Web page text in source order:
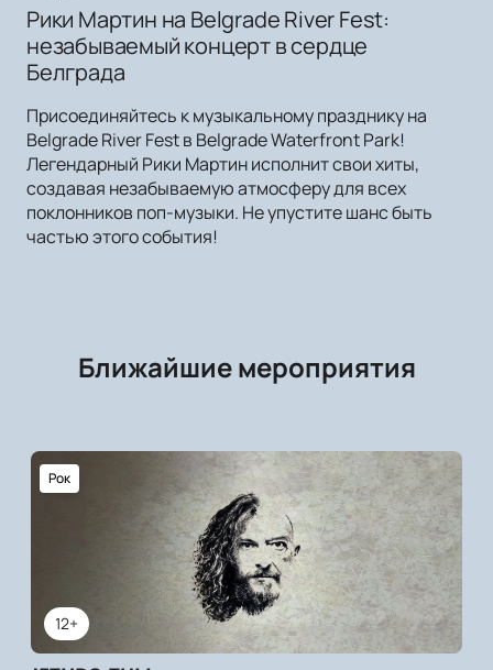
Рики Мартин на Belgrade River Fest:
незабываемый концерт в сердце
Белграда
Присоединяйтесь к музыкальному празднику на
Belgrade River Fest в Belgrade Waterfront Park!
Легендарный Рики Мартин исполнит свои хиты,
создавая незабываемую атмосферу для всех
поклонников поп-музыки. Не упустите шанс быть
частью этого события!
Ближайшие мероприятия
12+
Рок